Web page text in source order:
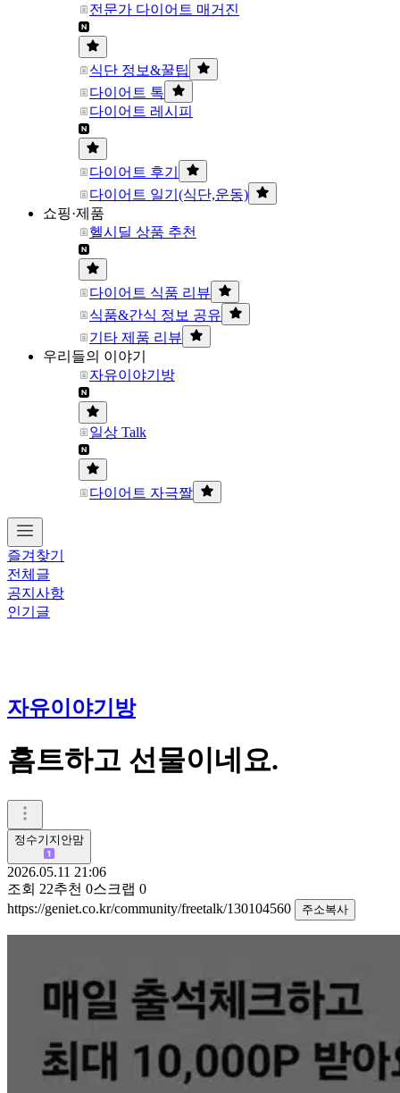
전문가 다이어트 매거진
식단 정보&꿀팁
다이어트 톡
다이어트 레시피
다이어트 후기
다이어트 일기(식단,운동)
쇼핑·제품
헬시딜 상품 추천
다이어트 식품 리뷰
식품&간식 정보 공유
기타 제품 리뷰
우리들의 이야기
자유이야기방
일상 Talk
다이어트 자극짤
즐겨찾기
전체글
공지사항
인기글
자유이야기방
홈트하고 선물이네요.
정수기지안맘
2026.05.11 21:06
조회 22추천 0스크랩 0
https://geniet.co.kr/community/freetalk/130104560
주소복사